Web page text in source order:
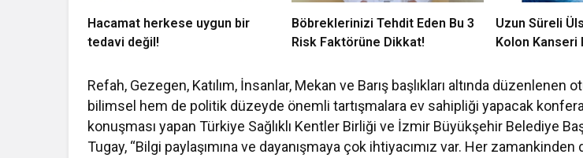
Hacamat herkese uygun bir
tedavi değil!
Böbreklerinizi Tehdit Eden Bu 3
Risk Faktörüne Dikkat!
Uzun Süreli
Kolon Kanseri
Refah, Gezegen, Katılım, İnsanlar, Mekan ve Barış başlıkları altında düzenlenen
bilimsel hem de politik düzeyde önemli tartışmalara ev sahipliği yapacak
konuşması yapan Türkiye Sağlıklı Kentler Birliği ve İzmir Büyükşehir Belediye
Tugay, “Bilgi paylaşımına ve dayanışmaya çok ihtiyacımız var. Her